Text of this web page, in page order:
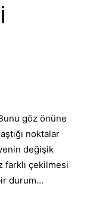
göz önüne
noktalar
değişik
farklı çekilmesi
durum…